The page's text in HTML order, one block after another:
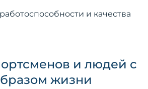
и качества
и людей с
жизни